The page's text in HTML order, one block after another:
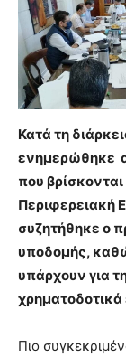
Κατά τη
ενημερώθηκε
που
Περιφερειακή
συζητήθηκε ο
υποδομής,
υπάρχουν για
χρηματοδοτικά
Πιο